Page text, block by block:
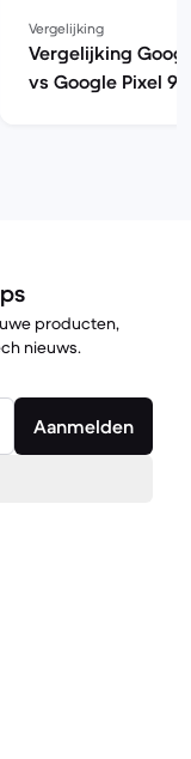
Vergelijking
Vergelijking
vs Google Pixel 9
producten,
nieuws.
Aanmelden